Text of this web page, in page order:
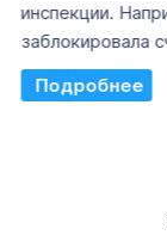
инспекции.
заблокировала
Read More